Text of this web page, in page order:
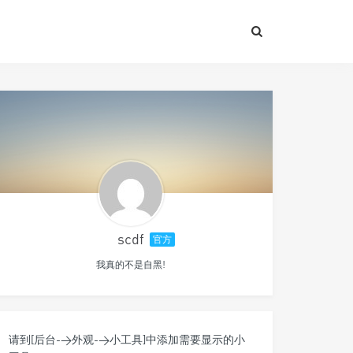
scdf 官方
我真的不是自黑!
请到[后台->外观->小工具]中添加需要显示的小